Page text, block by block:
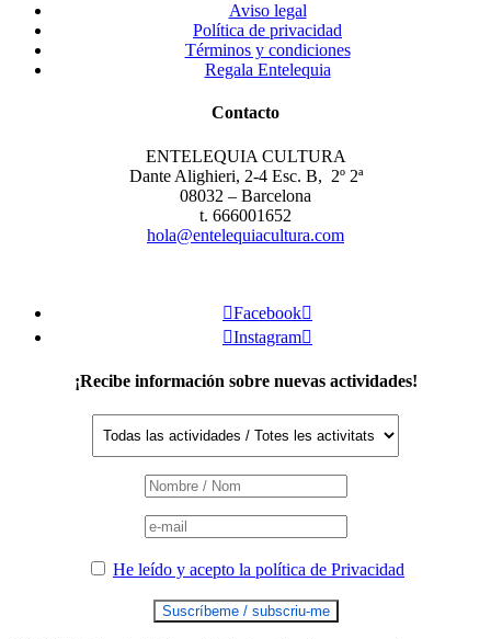
Aviso legal
Política de privacidad
Términos y condiciones
Regala Entelequia
Contacto
ENTELEQUIA CULTURA
Dante Alighieri, 2-4 Esc. B, 2º 2ª
08032 – Barcelona
t. 666001652
hola@entelequiacultura.com
Facebook
Instagram
¡Recibe información sobre nuevas actividades!
He leído y acepto la política de Privacidad